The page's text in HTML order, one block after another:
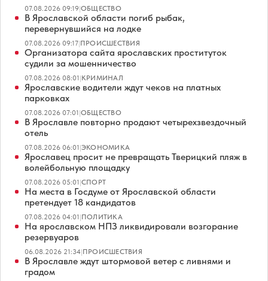
07.08.2026 09:19|ОБЩЕСТВО
В Ярославской области погиб рыбак,
перевернувшийся на лодке
07.08.2026 09:17|ПРОИСШЕСТВИЯ
Организатора сайта ярославских проституток
судили за мошенничество
07.08.2026 08:01|КРИМИНАЛ
Ярославские водители ждут чеков на платных
парковках
07.08.2026 07:01|ОБЩЕСТВО
В Ярославле повторно продают четырехзвездочный
отель
07.08.2026 06:01|ЭКОНОМИКА
Ярославец просит не превращать Тверицкий пляж в
волейбольную площадку
07.08.2026 05:01|СПОРТ
На места в Госдуме от Ярославской области
претендует 18 кандидатов
07.08.2026 04:01|ПОЛИТИКА
На ярославском НПЗ ликвидировали возгорание
резервуаров
06.08.2026 21:34|ПРОИСШЕСТВИЯ
В Ярославле ждут штормовой ветер с ливнями и
градом